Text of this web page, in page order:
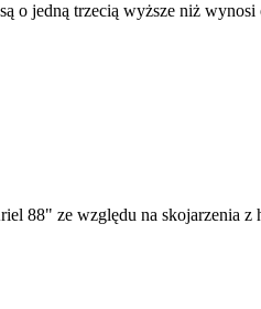
o jedną trzecią wyższe niż
88" ze względu na skojarzenia z